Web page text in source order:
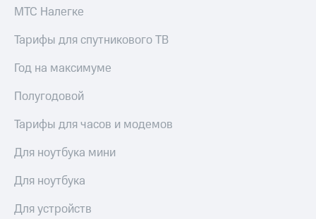
МТС Налегке
Тарифы для спутникового ТВ
Год на максимуме
Полугодовой
Тарифы для часов и модемов
Для ноутбука мини
Для ноутбука
Для устройств